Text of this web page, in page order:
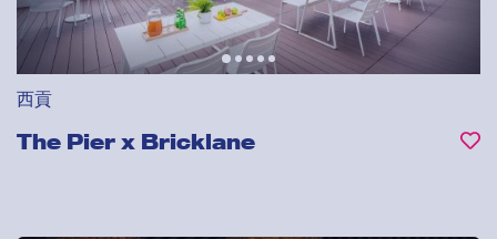
西貢
The Pier x Bricklane